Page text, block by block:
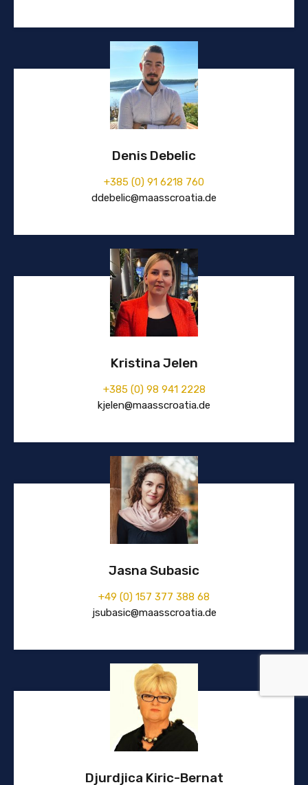
Denis Debelic
+385 (0) 91 6218 760
ddebelic@maasscroatia.de
Kristina Jelen
+385 (0) 98 941 2228
kjelen@maasscroatia.de
Jasna Subasic
+49 (0) 157 377 388 68
jsubasic@maasscroatia.de
Djurdjica Kiric-Bernat